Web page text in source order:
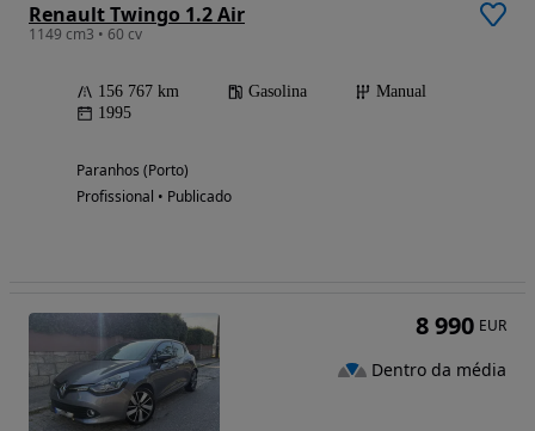
Renault Twingo 1.2 Air
1149 cm3 • 60 cv
156 767 km Gasolina
Manual
1995
Paranhos (Porto)
Profissional • Publicado
8 990 EUR
Dentro da média